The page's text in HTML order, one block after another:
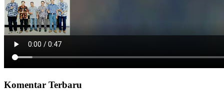
Komentar Terbaru